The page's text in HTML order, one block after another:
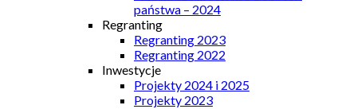
państwa – 2024
Regranting
Regranting 2023
Regranting 2022
Inwestycje
Projekty 2024 i 2025
Projekty 2023